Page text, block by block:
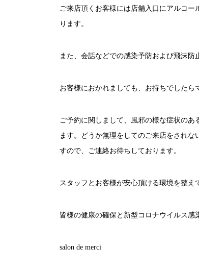
ご来店頂くお客様には店舗入口にアルコ
ります。
また、会話などでの感染予防および飛沫防
お客様におかれましても、お持ちでしたら
ご予約に関しまして、風邪の様な症状の
ます。どうか無理をしてのご来店をされな
すので、ご連絡お待ちしております。
スタッフとお客様が安心頂ける環境を整え
皆様の健康の確保と新型コロナウイルス感
salon de merci